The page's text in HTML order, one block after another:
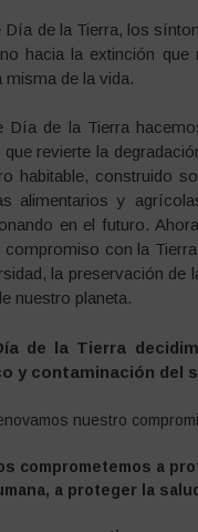
Día de la Tierra, los
hacia la extinción
misma de la vida.
Día de la Tierra
que revierte la
habitable, construido
alimentarios y
en el futuro.
compromiso con la
la preservación de
nuestro planeta.
de la Tierra
y contaminación del
nuestro
comprometemos a
a proteger la